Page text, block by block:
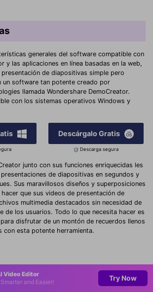
Video Editor
and Easier!
Try Now
generales del software compatible con
y las aplicaciones en línea basadas en la web,
de diapositivas simple pero
un software tan potente creado por
llamada Wondershare DemoCreator.
con los sistemas operativos Windows y
Descárgalo Gratis
Descarga segura
junto con sus funciones enriquecidas les
de diapositivas en segundos y
Sus maravillosos diseños y superposiciones
que sus videos de presentación de
multimedia destacados sin necesidad de
de los usuarios. Todo lo que necesita hacer es
disfrutar de un montón de recuerdos llenos
con esta potente herramienta.